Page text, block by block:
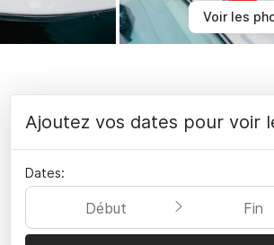
Voir les
Ajoutez vos dates pour voir
Dates:
Début Fin